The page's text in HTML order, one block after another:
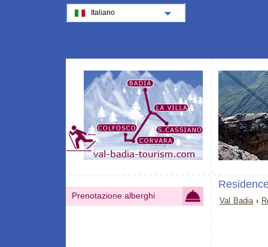
Val Badia ›
Prenotazione alberghi
Italiano